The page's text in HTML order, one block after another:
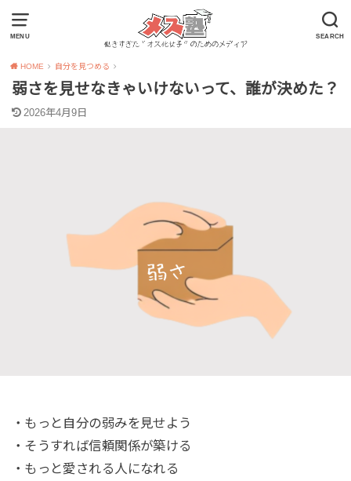
MENU SEARCH
HOME 自分を見つめる
弱さを見せなきゃいけないって、誰が決めた？
2026年4月9日
・もっと自分の弱みを見せよう
・そうすれば信頼関係が築ける
・もっと愛される人になれる